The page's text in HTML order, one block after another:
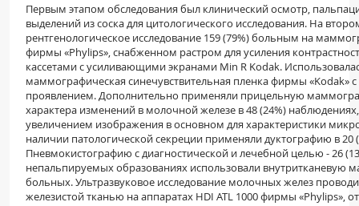
Первым этапом обследования был клинический осмотр,
выделений из соска для цитологического исследования. На
рентгенологическое исследование 159 (79%) больным на
фирмы «Phylips», снабженном растром для усиления
кассетами с усиливающими экранами Min R Kodak.
маммографическая синечувствительная пленка фирмы «Kodak»
проявлением. Дополнительно применяли прицельную
характера изменений в молочной железе в 48 (24%)
увеличением изображения в основном для характеристики
наличии патологической секреции применяли дуктографию в 20
Пневмокистографию с диагностической и лечебной целью - 26
непальпируемых образованиях использовали внутритканевую
больных. Ультразвуковое исследование молочных желез
железистой тканью на аппаратах HDI ATL 1000 фирмы «Phylips»,